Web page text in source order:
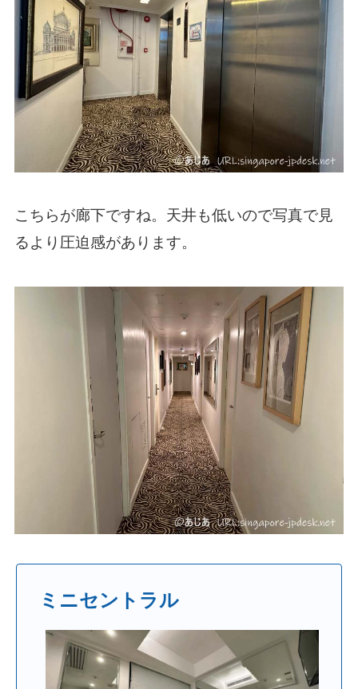
こちらが廊下ですね。天井も低いので写真で見
るより圧迫感があります。
ミニセントラル